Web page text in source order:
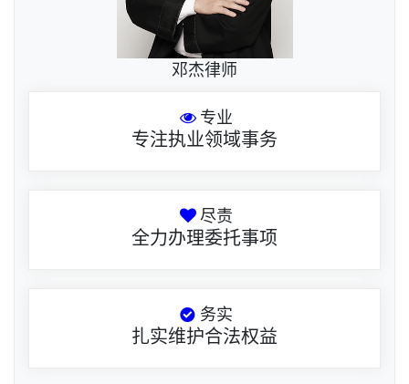
邓杰律师
专业
专注执业领域事务
尽责
全力办理委托事项
务实
扎实维护合法权益